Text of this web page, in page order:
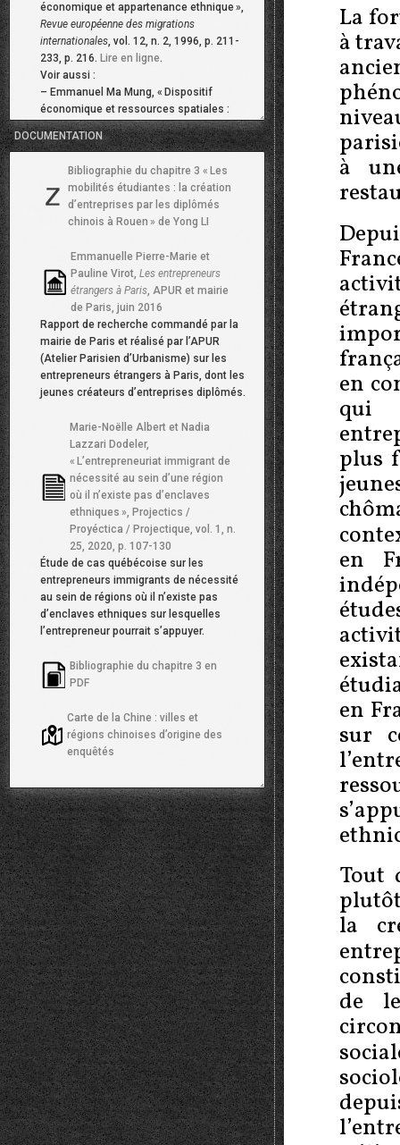
La
à
à
en
qui
plus
en
en
sur
Tout
la
de
économique et appartenance ethnique»,
Revue européenne des migrations
internationales, vol. 12, n. 2, 1996, p. 211-
233, p. 216. Lire en ligne.
Voir aussi :
– Emmanuel Ma Mung, « Dispositif
économique et ressources spatiales :
éléments d’une économie de diaspora»,
Revue européenne des migrations
Lire en ligne.
Pour une discussion plus générale sur les
dispositifs économiques dans le
processus de migration, voir également :
féminin, Presses Universitaires de France,
2010.
Selon une étude de l’INSEE, les
chances de survie de l’entreprise
augmentent avec le capital initial :
– Virginie Fabre et Roselyne Kerjosse,
«Nouvelles entreprises, cinq ans après :
l’expérience du créateur prime sur le
Lire en ligne .
Albert Shapero et Lisa Sokol, « The
social dimensions of entrepreneurship
Encyclopedia of entrepreneurship, 1982,
p. 72-90.
Emmanuel Ma Mung, «
immigration and the (ethnic) labour market
in France
in
Ernst Spaan, Felicitas
Hillmann et Ton van Naerssen (dir.),
Migrants and European Labour Markets
Routledge, 2005, p. 42-55.
17 Bernard Dinh, «
L’entreprenariat
, n. 1264, novembre-décembre
2006, p. 114-128.
Lire en ligne
Min Zhou,
Controversies, and Conceptual
Advancements
,International Migration
Review , vol. 38, n. 3, 2006, p. 1040–1074.
– Min Zhou et Myungduk Cho,
«Noneconomic effects of ethnic
entrepreneurship : A focused look at the
Chinese and Korean enclave economies in
Los Angeles » ,Thunderbird International
Business Review, vol. 52, n. 2, 2010, p. 83–
96.
19
Martin N. Marger et Constance A.
Hoffman,« Ethnic enterprise in Ontario :
Immigrant participation in the small
business sector »,International Migration
Review, vol. 26, n. 3, 1992, p. 968–981.
– Maggi Leung,«Get IT going : new ethnic
Chinese business. The case of
Taiwanese-owed computer firms in
Hamburg»,Journal of Ethnic and Migrant
Studies, vol. 27, n. 2, 2001, p. 277–294.Lire
DOCUMENTATION
Bibliographie du chapitre 3 « Les
mobilités étudiantes : la création
d’entreprises par les diplômés
chinois à Rouen » de Yong LI
Emmanuelle Pierre-Marie et
Pauline Virot,Les entrepreneurs
étrangers à Paris, APUR et mairie
de Paris, juin 2016
Rapport de recherche commandé par la
mairie de Paris et réalisé par l’APUR
(Atelier Parisien d’Urbanisme) sur les
entrepreneurs étrangers à Paris, dont les
jeunes créateurs d’entreprises diplômés.
Marie-Noëlle Albert et Nadia
Lazzari Dodeler,
« L’entrepreneuriat immigrant de
nécessité au sein d’une région
où il n’existe pas d’enclaves
ethniques », Projectics /
Proyéctica / Projectique, vol. 1, n.
25, 2020, p. 107-130
Étude de cas québécoise sur les
entrepreneurs immigrants de nécessité
au sein de régions où il n’existe pas
d’enclaves ethniques sur lesquelles
l’entrepreneur pourrait s’appuyer.
Bibliographie du chapitre 3 en
PDF
Carte de la Chine : villes et
régions chinoises d’origine des
enquêtés